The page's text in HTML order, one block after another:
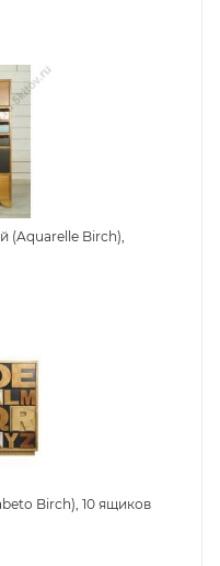
(Aquarelle Birch),
Birch), 10 ящиков